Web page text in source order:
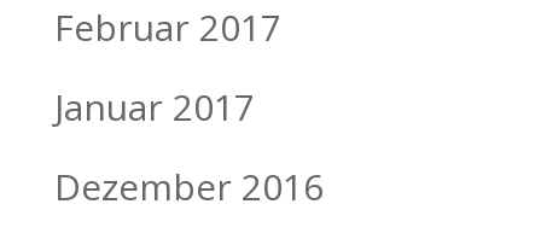
Februar 2017
Januar 2017
Dezember 2016